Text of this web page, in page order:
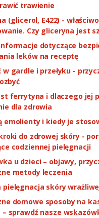
trawienie
(glicerol, E422) -
Czy gliceryna jest
dotyczące
leków na receptę
w gardle i przełyku -
ferrytyna i dlaczego jej
dla zdrowia
emolienty i kiedy je
do zdrowej skóry -
codziennej pielęgnacji
u dzieci – objawy,
metody leczenia
pielęgnacja skóry
domowe sposoby na
– sprawdź nasze